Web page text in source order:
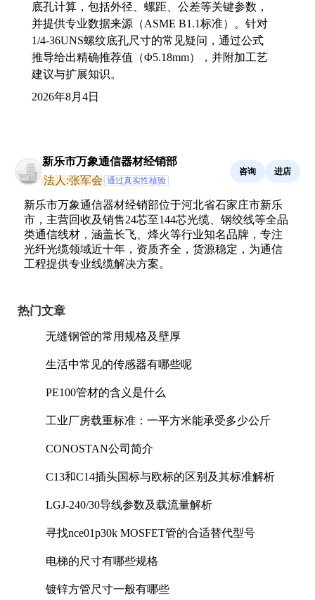
底孔计算，包括外径、螺距、公差等关键参数，
并提供专业数据来源（ASME B1.1标准）。针对
1/4-36UNS螺纹底孔尺寸的常见疑问，通过公式
推导给出精确推荐值（Φ5.18mm），并附加工艺
建议与扩展知识。
2026年8月4日
新乐市万象通信器材经销部
法人:张军会 通过真实性核验
咨询 进店
新乐市万象通信器材经销部位于河北省石家庄市新乐
市，主营回收及销售24芯至144芯光缆、钢绞线等全品
类通信线材，涵盖长飞、烽火等行业知名品牌，专注
光纤光缆领域近十年，资质齐全，货源稳定，为通信
工程提供专业线缆解决方案。
热门文章
无缝钢管的常用规格及壁厚
生活中常见的传感器有哪些呢
PE100管材的含义是什么
工业厂房载重标准：一平方米能承受多少公斤
CONOSTAN公司简介
C13和C14插头国标与欧标的区别及其标准解析
LGJ-240/30导线参数及载流量解析
寻找nce01p30k MOSFET管的合适替代型号
电梯的尺寸有哪些规格
镀锌方管尺寸一般有哪些